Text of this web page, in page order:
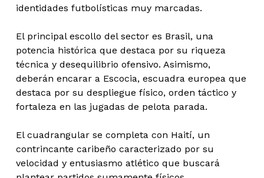
identidades futbolísticas muy marcadas.
El principal escollo del sector es Brasil, una
potencia histórica que destaca por su riqueza
técnica y desequilibrio ofensivo. Asimismo,
deberán encarar a Escocia, escuadra europea que
destaca por su despliegue físico, orden táctico y
fortaleza en las jugadas de pelota parada.
El cuadrangular se completa con Haití, un
contrincante caribeño caracterizado por su
velocidad y entusiasmo atlético que buscará